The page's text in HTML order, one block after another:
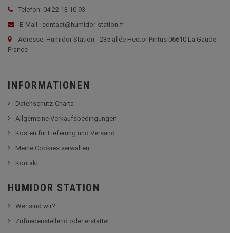
Telefon: 04 22 13 10 93
E-Mail : contact@humidor-station.fr
Adresse: Humidor Station - 235 allée Hector Pintus 06610 La Gaude
France
INFORMATIONEN
Datenschutz-Charta
Allgemeine Verkaufsbedingungen
Kosten für Lieferung und Versand
Meine Cookies verwalten
Kontakt
HUMIDOR STATION
Wer sind wir?
Zufriedenstellend oder erstattet